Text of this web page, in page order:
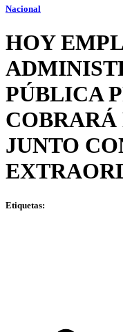
Nacional
HOY
PÚBLICA
JUNTO
Etiquetas: